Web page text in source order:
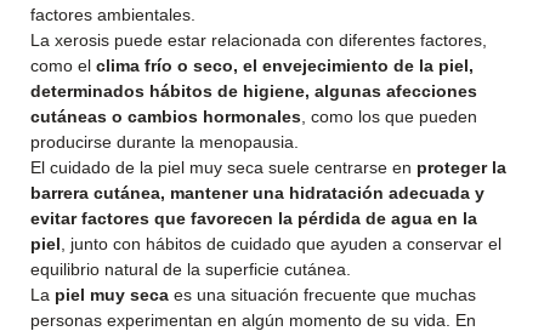
factores ambientales.
La xerosis puede estar relacionada con diferentes factores,
como el clima frío o seco, el envejecimiento de la piel,
determinados hábitos de higiene, algunas afecciones
cutáneas o cambios hormonales , como los que pueden
producirse durante la menopausia.
El cuidado de la piel muy seca suele centrarse en proteger la
barrera cutánea, mantener una hidratación adecuada y
evitar factores que favorecen la pérdida de agua en la
piel , junto con hábitos de cuidado que ayuden a conservar el
equilibrio natural de la superficie cutánea.
La piel muy seca es una situación frecuente que muchas
personas experimentan en algún momento de su vida. En